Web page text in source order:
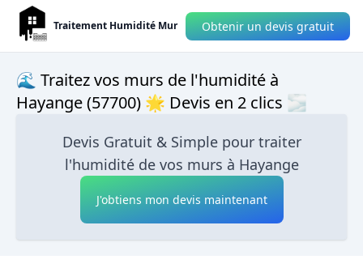
Traitement Humidité Mur Obtenir un devis gratuit
🌊 Traitez vos murs de l'humidité à
Hayange (57700) 🌟 Devis en 2 clics 🌫
Devis Gratuit & Simple pour traiter
l'humidité de vos murs à Hayange
J'obtiens mon devis maintenant